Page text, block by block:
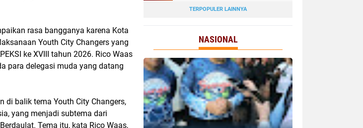
rasa bangganya karena Kota
Youth City Changers yang
ke XVIII tahun 2026. Rico Waas
para delegasi muda yang datang
di balik tema Youth City Changers,
yang menjadi subtema dari
Tema itu, kata Rico Waas,
TERPOPULER LAINNYA
NASIONAL